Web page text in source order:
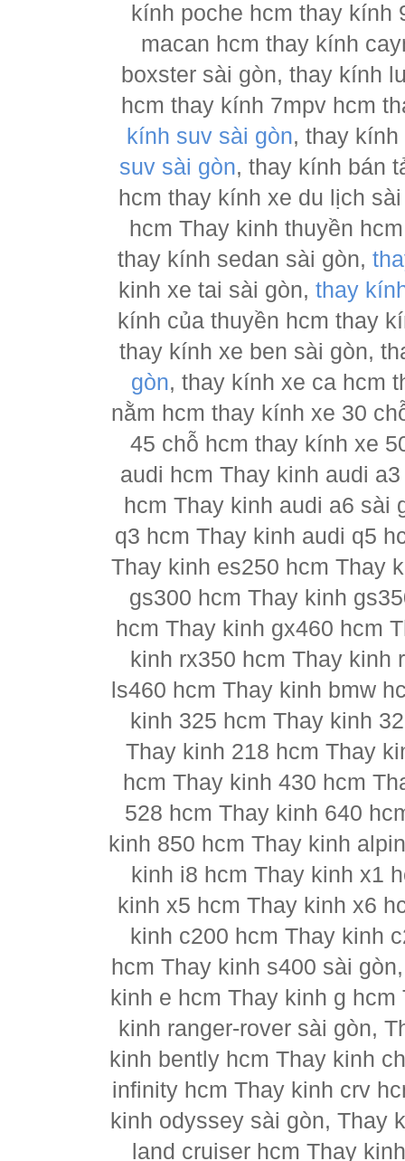
kính poche hcm thay kính
macan hcm thay kính
boxster sài gòn, thay kính
hcm thay kính 7mpv hcm
kính suv sài gòn, thay
suv sài gòn, thay kính bán
hcm thay kính xe du lịch
hcm Thay kinh thuyền
thay kính sedan sài gòn,
kinh xe tai sài gòn, thay
kính của thuyền hcm thay
thay kính xe ben sài gòn,
gòn, thay kính xe ca hcm
nằm hcm thay kính xe 30
45 chỗ hcm thay kính xe
audi hcm Thay kinh audi
hcm Thay kinh audi a6 sài
q3 hcm Thay kinh audi q5
Thay kinh es250 hcm Thay
gs300 hcm Thay kinh
hcm Thay kinh gx460 hcm
kinh rx350 hcm Thay kinh
ls460 hcm Thay kinh bmw
kinh 325 hcm Thay kinh
Thay kinh 218 hcm Thay
hcm Thay kinh 430 hcm
528 hcm Thay kinh 640
kinh 850 hcm Thay kinh
kinh i8 hcm Thay kinh x1
kinh x5 hcm Thay kinh x6
kinh c200 hcm Thay kinh
hcm Thay kinh s400 sài
kinh e hcm Thay kinh g
kinh ranger-rover sài gòn,
kinh bently hcm Thay kinh
infinity hcm Thay kinh crv
kinh odyssey sài gòn, Thay
land cruiser hcm Thay